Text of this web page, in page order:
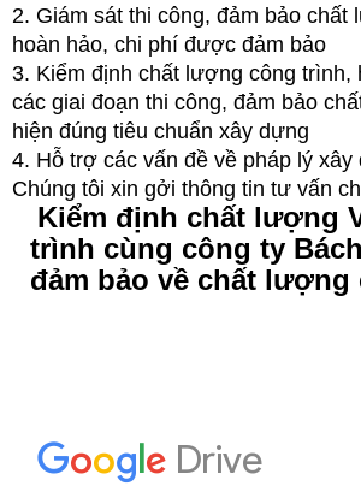
2. Giám sát thi công, đảm bảo chất
hoàn hảo, chi phí được đảm bảo
3. Kiểm định chất lượng công trình,
các giai đoạn thi công, đảm bảo
hiện đúng tiêu chuẩn xây dựng
4. Hỗ trợ các vấn đề về pháp lý xây
Chúng tôi xin gởi thông tin tư vấn
Kiểm định chất lượng
trình cùng công ty
đảm bảo về chất lượng